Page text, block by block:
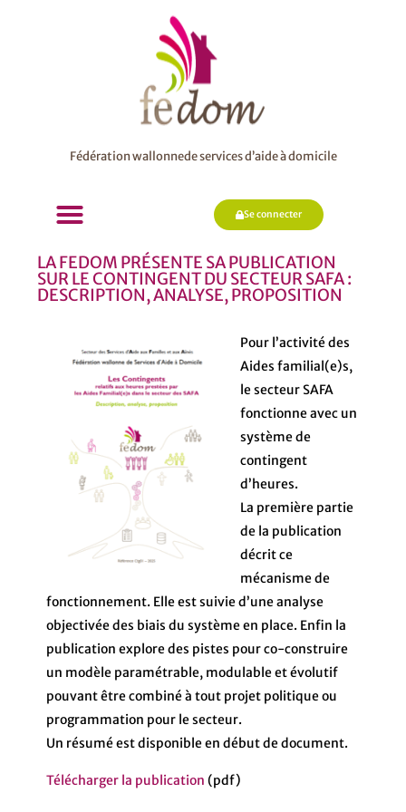
Fédération wallonnede services d’aide à domicile
Se connecter
LA FEDOM PRÉSENTE SA PUBLICATION
SUR LE CONTINGENT DU SECTEUR SAFA :
DESCRIPTION, ANALYSE, PROPOSITION
Pour l’activité des
Aides familial(e)s,
le secteur SAFA
fonctionne avec un
système de
contingent
d’heures.
La première partie
de la publication
décrit ce
mécanisme de
fonctionnement. Elle est suivie d’une analyse
objectivée des biais du système en place. Enfin la
publication explore des pistes pour co-construire
un modèle paramétrable, modulable et évolutif
pouvant être combiné à tout projet politique ou
programmation pour le secteur.
Un résumé est disponible en début de document.
Télécharger la publication (pdf)